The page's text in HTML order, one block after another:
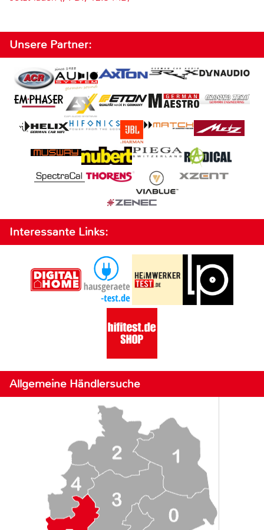
Unsere Partner:
Interessante Links:
Allgemeine Händlersuche